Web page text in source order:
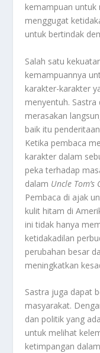
kemampuan
menggugat
untuk bertindak
Salah satu
kemampuannya
karakter-karakter
menyentuh.
merasakan
baik itu
Ketika pembaca
karakter dalam
peka terhadap
dalam Uncle Tom’s
Pembaca di ajak
kulit hitam di
ini tidak hanya
ketidakadilan
perubahan besar
meningkatkan
Sastra juga dapat
masyarakat.
dan politik yang
untuk melihat
ketimpangan